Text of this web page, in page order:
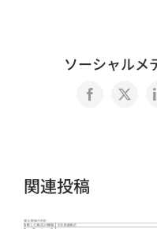
ソーシャルメ
Facebook
X
関連投稿